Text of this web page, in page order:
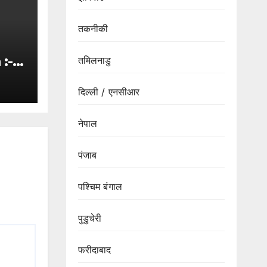
तकनीकी
तमिलनाडु
दिल्ली / एनसीआर
नेपाल
पंजाब
पश्चिम बंगाल
पुडुचेरी
फरीदाबाद